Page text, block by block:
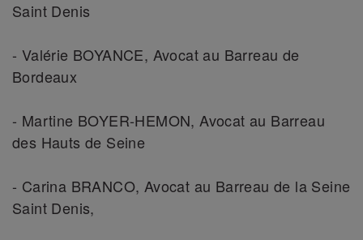
Saint Denis
- Valérie BOYANCE, Avocat au Barreau de
Bordeaux
- Martine BOYER-HEMON, Avocat au Barreau
des Hauts de Seine
- Carina BRANCO, Avocat au Barreau de la Seine
Saint Denis,